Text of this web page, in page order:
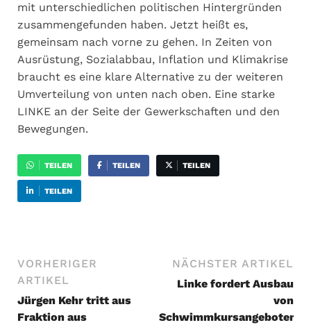
mit unterschiedlichen politischen Hintergründen
zusammengefunden haben. Jetzt heißt es,
gemeinsam nach vorne zu gehen. In Zeiten von
Ausrüstung, Sozialabbau, Inflation und Klimakrise
braucht es eine klare Alternative zu der weiteren
Umverteilung von unten nach oben. Eine starke
LINKE an der Seite der Gewerkschaften und den
Bewegungen.
TEILEN TEILEN TEILEN
TEILEN
VORHERIGER
ARTIKEL
Jürgen Kehr tritt aus
Fraktion aus
NÄCHSTER ARTIKEL
Linke fordert Ausbau
von
Schwimmkursangeboten